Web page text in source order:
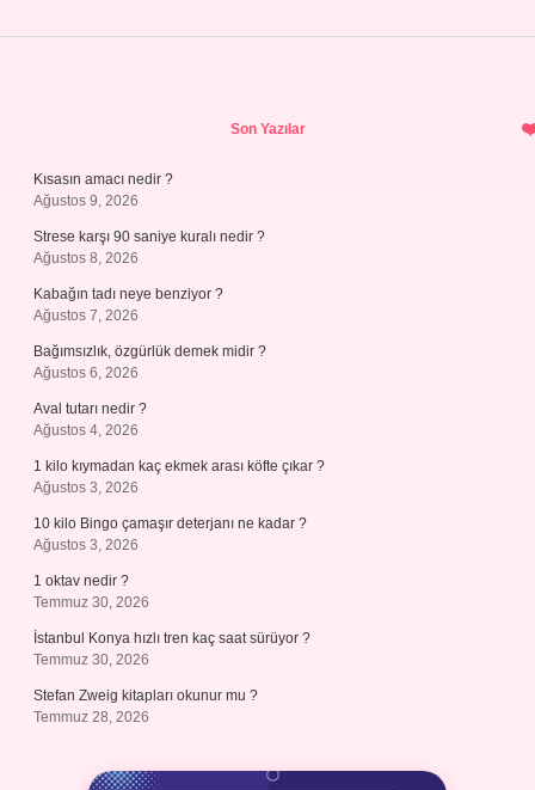
Son Yazılar
Kısasın amacı nedir ?
Ağustos 9, 2026
Strese karşı 90 saniye kuralı nedir ?
Ağustos 8, 2026
Kabağın tadı neye benziyor ?
Ağustos 7, 2026
Bağımsızlık, özgürlük demek midir ?
Ağustos 6, 2026
Aval tutarı nedir ?
Ağustos 4, 2026
1 kilo kıymadan kaç ekmek arası köfte çıkar ?
Ağustos 3, 2026
10 kilo Bingo çamaşır deterjanı ne kadar ?
Ağustos 3, 2026
1 oktav nedir ?
Temmuz 30, 2026
İstanbul Konya hızlı tren kaç saat sürüyor ?
Temmuz 30, 2026
Stefan Zweig kitapları okunur mu ?
Temmuz 28, 2026